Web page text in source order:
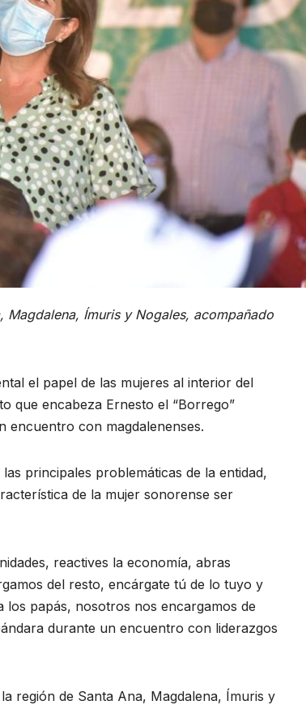
Magdalena, Ímuris y Nogales, acompañado
el papel de las mujeres al interior del
que encabeza Ernesto el “Borrego”
encuentro con magdalenenses.
principales problemáticas de la entidad,
de la mujer sonorense ser
reactives la economía, abras
del resto, encárgate tú de lo tuyo y
papás, nosotros nos encargamos de
durante un encuentro con liderazgos
región de Santa Ana, Magdalena, Ímuris y